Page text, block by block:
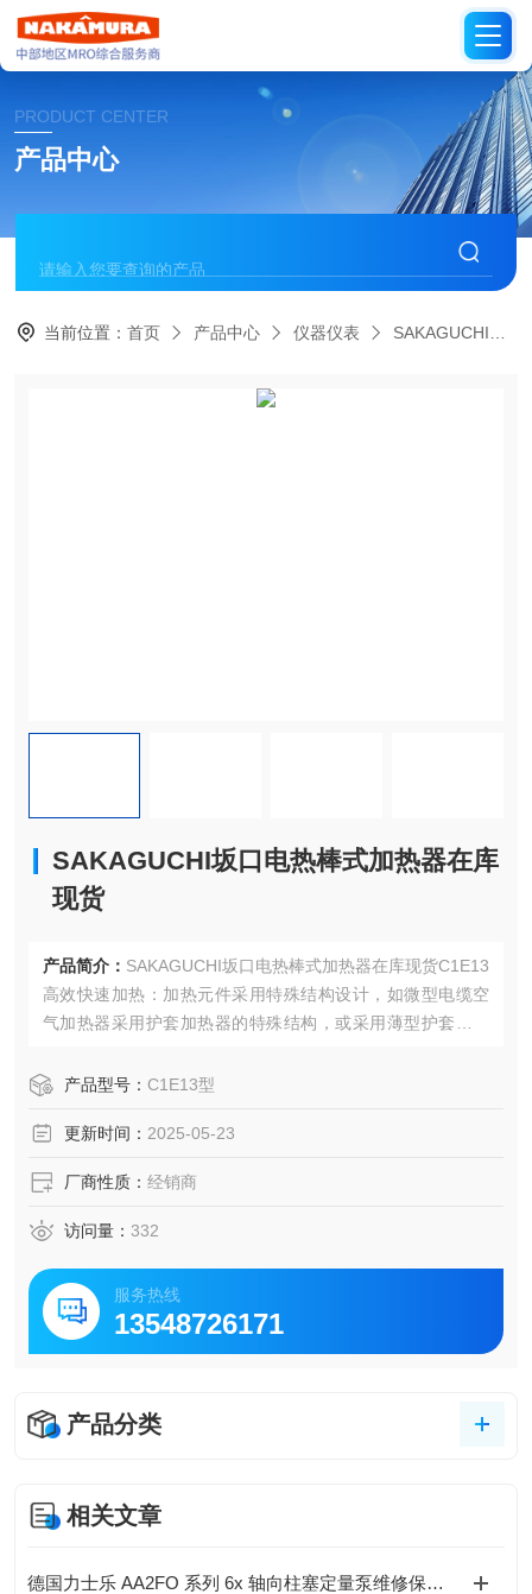
PRODUCT CENTER
产品中心
当前位置：首页 产品中心 仪器仪表 SAKAGUCHI日本坂口电热
SAKAGUCHI坂口电热棒式加热器在库
现货
产品简介： SAKAGUCHI坂口电热棒式加热器在库现货C1E13
高效快速加热：加热元件采用特殊结构设计，如微型电缆空
气加热器采用护套加热器的特殊结构，或采用薄型护套加热
速将空气加热到所需温度。
产品型号： C1E13型
更新时间： 2025-05-23
厂商性质： 经销商
访问量： 332
服务热线
13548726171
产品分类
相关文章
德国力士乐 AA2FO 系列 6x 轴向柱塞定量泵维修保养技术规范